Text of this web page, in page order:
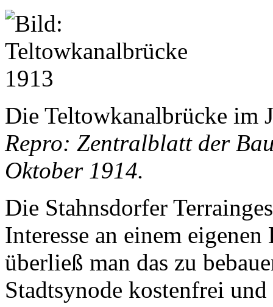
Die Teltowkanalbrücke im
Repro: Zentralblatt der
Oktober 1914.
Die Stahnsdorfer
Interesse an einem
überließ man das zu
Stadtsynode kostenfrei